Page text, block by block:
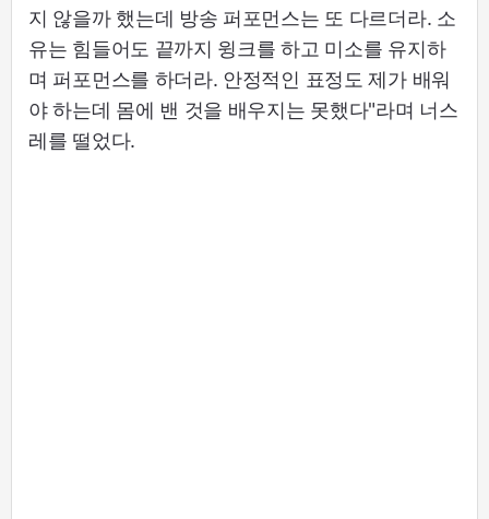
지 않을까 했는데 방송 퍼포먼스는 또 다르더라. 소
유는 힘들어도 끝까지 윙크를 하고 미소를 유지하
며 퍼포먼스를 하더라. 안정적인 표정도 제가 배워
야 하는데 몸에 밴 것을 배우지는 못했다"라며 너스
레를 떨었다.